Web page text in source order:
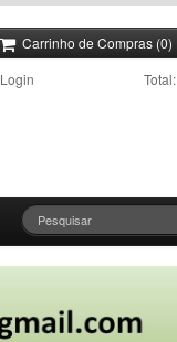
Carrinho de Compras (0)
Login
Total: